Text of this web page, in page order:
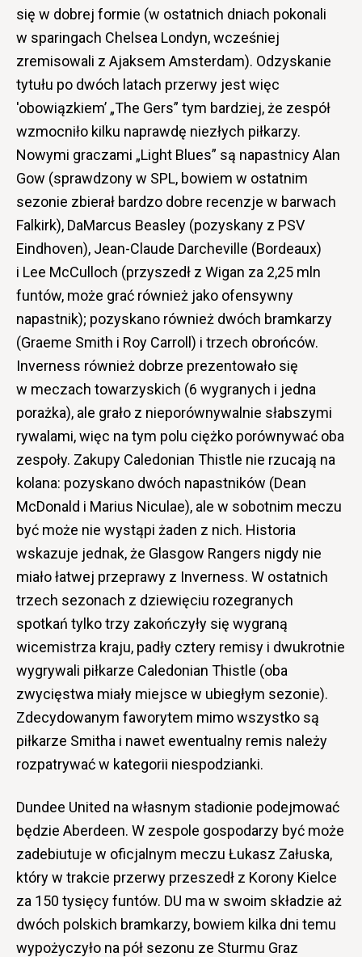
się w dobrej formie (w ostatnich dniach pokonali
w sparingach Chelsea Londyn, wcześniej
zremisowali z Ajaksem Amsterdam). Odzyskanie
tytułu po dwóch latach przerwy jest więc
'obowiązkiem’ „The Gers” tym bardziej, że zespół
wzmocniło kilku naprawdę niezłych piłkarzy.
Nowymi graczami „Light Blues” są napastnicy Alan
Gow (sprawdzony w SPL, bowiem w ostatnim
sezonie zbierał bardzo dobre recenzje w barwach
Falkirk), DaMarcus Beasley (pozyskany z PSV
Eindhoven), Jean-Claude Darcheville (Bordeaux)
i Lee McCulloch (przyszedł z Wigan za 2,25 mln
funtów, może grać również jako ofensywny
napastnik); pozyskano również dwóch bramkarzy
(Graeme Smith i Roy Carroll) i trzech obrońców.
Inverness również dobrze prezentowało się
w meczach towarzyskich (6 wygranych i jedna
porażka), ale grało z nieporównywalnie słabszymi
rywalami, więc na tym polu ciężko porównywać oba
zespoły. Zakupy Caledonian Thistle nie rzucają na
kolana: pozyskano dwóch napastników (Dean
McDonald i Marius Niculae), ale w sobotnim meczu
być może nie wystąpi żaden z nich. Historia
wskazuje jednak, że Glasgow Rangers nigdy nie
miało łatwej przeprawy z Inverness. W ostatnich
trzech sezonach z dziewięciu rozegranych
spotkań tylko trzy zakończyły się wygraną
wicemistrza kraju, padły cztery remisy i dwukrotnie
wygrywali piłkarze Caledonian Thistle (oba
zwycięstwa miały miejsce w ubiegłym sezonie).
Zdecydowanym faworytem mimo wszystko są
piłkarze Smitha i nawet ewentualny remis należy
rozpatrywać w kategorii niespodzianki.
Dundee United na własnym stadionie podejmować
będzie Aberdeen. W zespole gospodarzy być może
zadebiutuje w oficjalnym meczu Łukasz Załuska,
który w trakcie przerwy przeszedł z Korony Kielce
za 150 tysięcy funtów. DU ma w swoim składzie aż
dwóch polskich bramkarzy, bowiem kilka dni temu
wypożyczyło na pół sezonu ze Sturmu Graz